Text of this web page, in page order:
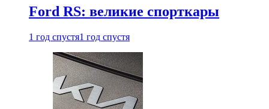
Ford RS: великие спорткары
1 год спустя1 год спустя